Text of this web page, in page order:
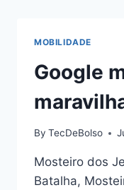
MOBILIDADE
Google
By TecDeBolso
Mosteiro dos
Batalha,